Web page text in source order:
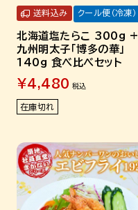
北海道塩たらこ 300g +
九州明太子「博多の華」
140g 食べ比べセット
送料込み クール便（冷凍）
¥4,480 税込
在庫切れ